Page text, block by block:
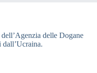
delle Dogane